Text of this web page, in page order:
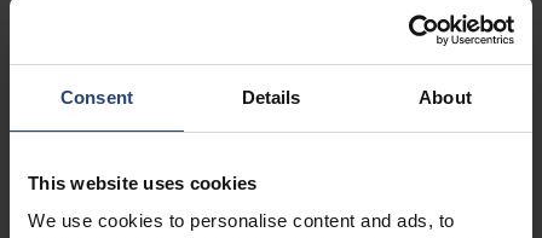
Consent Details About
This website uses cookies
We use cookies to personalise content and ads, to
WAT LEVEREN JULLIE?